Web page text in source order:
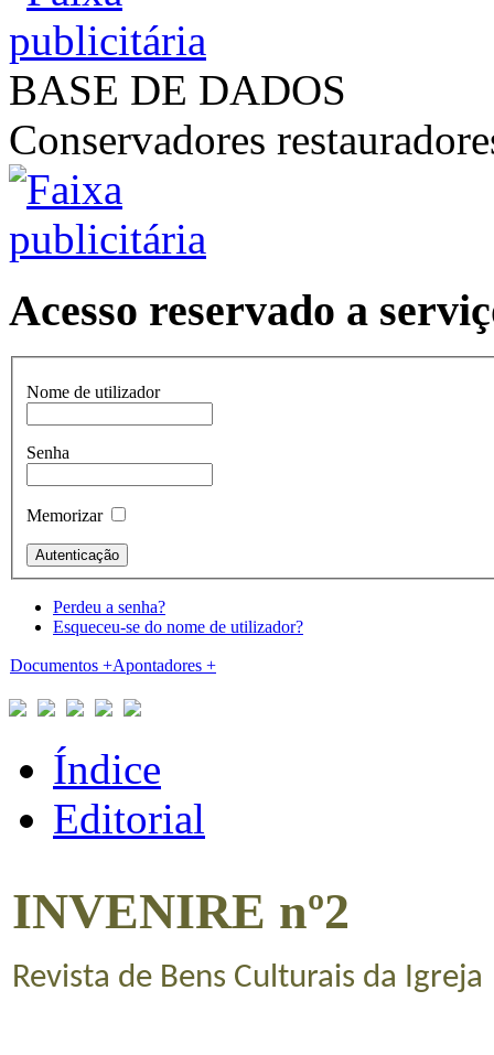
BASE DE DADOS
Conservadores
Acesso reservado a
Nome de utilizador
Senha
Memorizar
Perdeu a senha?
Esqueceu-se do nome de utilizador?
Documentos +Apontadores +
Índice
Editorial
INVENIRE nº2
Revista de Bens Culturais da Igreja